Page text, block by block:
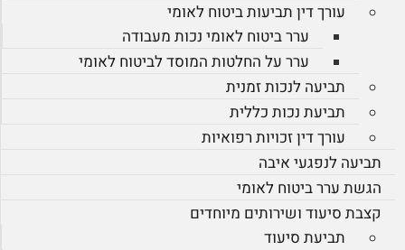
עורך דין תביעות ביטוח לאומי
ערר ביטוח לאומי נכות מעבודה
ערר על החלטות המוסד לביטוח לאומי
תביעה לנכות זמנית
תביעת נכות כללית
עורך דין זכויות רפואיות
תביעה לנפגעי איבה
הגשת ערר ביטוח לאומי
קצבת סיעוד ושירותים מיוחדים
תביעת סיעוד